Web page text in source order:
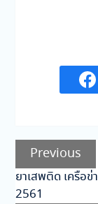
แนะแนว
เรื่อง
Previous
ยาเสพติด เครือ
2561